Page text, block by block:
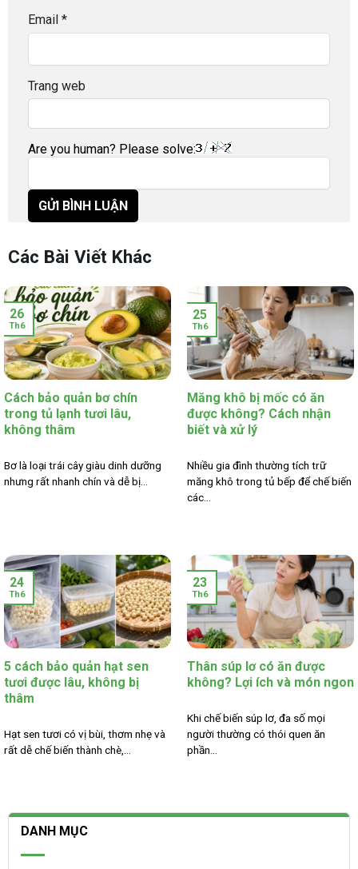
Email *
Trang web
Are you human? Please solve:
Các Bài Viết Khác
Cách bảo quản bơ chín
trong tủ lạnh tươi lâu,
không thâm
Bơ là loại trái cây giàu dinh dưỡng
nhưng rất nhanh chín và dễ bị...
26
Th6
Măng khô bị mốc có ăn
được không? Cách nhận
biết và xử lý
Nhiều gia đình thường tích trữ
măng khô trong tủ bếp để chế biến
các...
25
Th6
5 cách bảo quản hạt sen
tươi được lâu, không bị
thâm
Hạt sen tươi có vị bùi, thơm nhẹ và
rất dễ chế biến thành chè,...
24
Th6
Thân súp lơ có ăn được
không? Lợi ích và món ngon
Khi chế biến súp lơ, đa số mọi
người thường có thói quen ăn
phần...
23
Th6
DANH MỤC